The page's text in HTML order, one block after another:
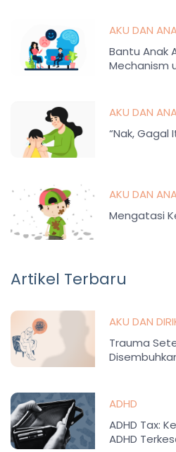
AKU DAN
Bantu Anak
Mechanism
AKU DAN
“Nak, Gagal
AKU DAN
Mengatasi
Artikel Terbaru
AKU DAN
Trauma
ADHD
ADHD Tax:
ADHD